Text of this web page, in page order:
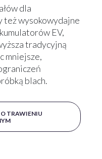
dla
wysokowydajne
EV,
tradycyjną
mniejsze,
blach.
TRAWIENIU